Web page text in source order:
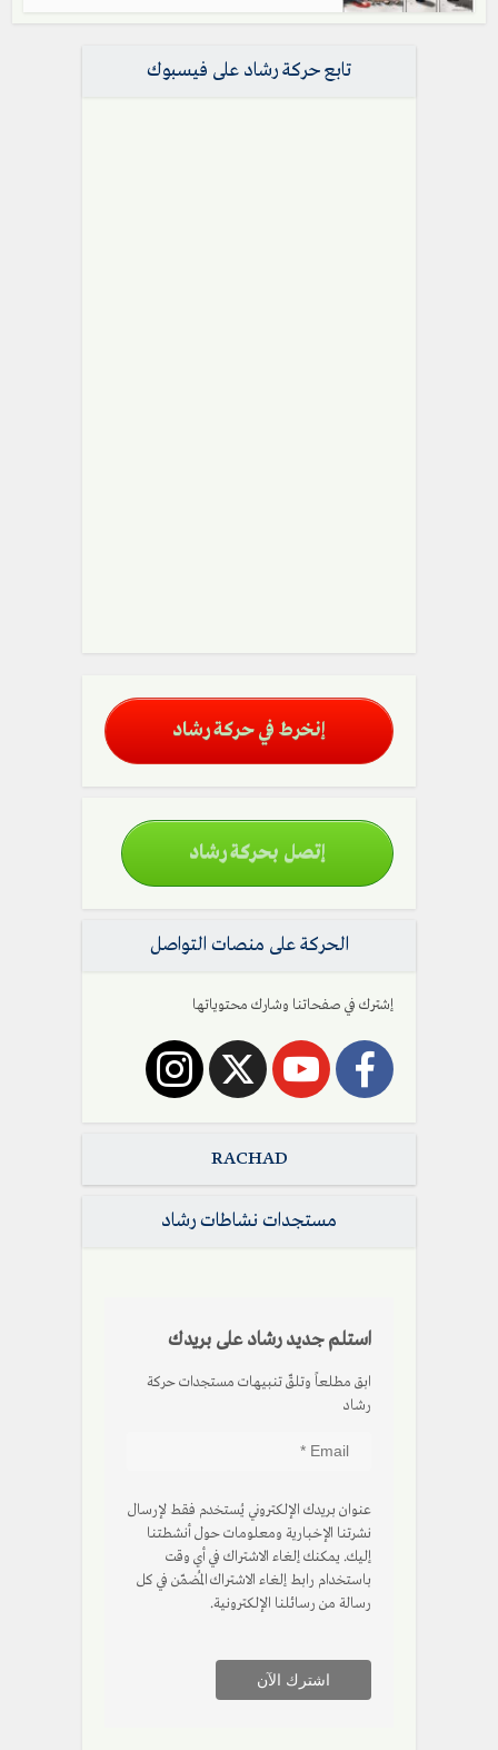
تابع حركة رشاد على فيسبوك
إنخرط في حركة رشاد
إتصل بحركة رشاد
الحركة على منصات التواصل
إشترك في صفحاتنا وشارك محتوياتها
RACHAD
مستجدات نشاطات رشاد
استلم جديد رشاد على بريدك
ابق مطلعاً وتلقّ تنبيهات مستجدات حركة
رشاد
عنوان بريدك الإلكتروني يُستخدم فقط لإرسال
نشرتنا الإخبارية ومعلومات حول أنشطتنا
إليك. يمكنك إلغاء الاشتراك في أي وقت
باستخدام رابط إلغاء الاشتراك المُضمّن في كل
رسالة من رسائلنا الإلكترونية.